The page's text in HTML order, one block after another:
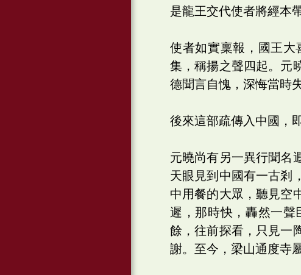
是龍王交代使者將經本
使者如實稟報，國王大
集，稱揚之聲四起。元
德聞言自愧，深悔當時
後來這部疏傳入中國，
元曉尚有另一異行聞名
天眼見到中國有一古剎
中用餐的大眾，聽見空
遲，那時快，轟然一聲
餘，往前探看，只見一
謝。至今，梁山通度寺